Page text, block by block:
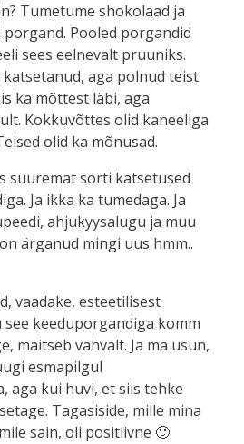
Tumetume shokolaad ja
porgand. Pooled porgandid
sees eelnevalt pruuniks.
aga polnud teist
ka mõttest läbi, aga
Kokkuvõttes olid kaneeliga
olid ka mõnusad.
suuremat sorti katsetused
Ja ikka ka tumedaga. Ja
ahjukyysalugu ja muu
ärganud mingi uus hmm..
vaadake, esteetilisest
keeduporgandiga komm
maitseb vahvalt. Ja ma usun,
esmapilgul
aga kui huvi, et siis tehke
Tagasiside, mille mina
sain, oli positiivne 🙂